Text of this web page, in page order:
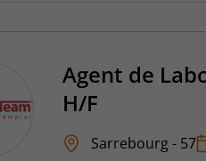
Agent de
H/F
Sarrebourg - 57